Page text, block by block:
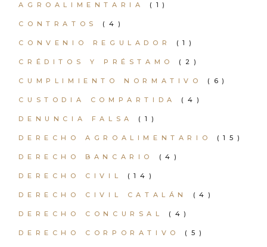
AGROALIMENTARIA
(1)
CONTRATOS (4)
CONVENIO REGULADOR (1)
CRÉDITOS Y PRÉSTAMO (2)
CUMPLIMIENTO NORMATIVO (6)
CUSTODIA COMPARTIDA (4)
DENUNCIA FALSA (1)
DERECHO AGROALIMENTARIO (15)
DERECHO BANCARIO (4)
DERECHO CIVIL (14)
DERECHO CIVIL CATALÁN (4)
DERECHO CONCURSAL (4)
DERECHO CORPORATIVO (5)